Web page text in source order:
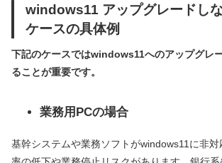
windows11 アップグレードし
ケースの具体例
下記のケースではwindows11へのアップグレ
ることが重要です。
業務用PCの場合
基幹システムや業務ソフトがwindows11に非